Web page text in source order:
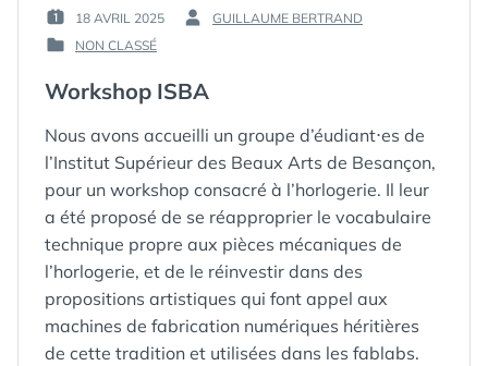
PUBLIÉ
LE :
18 AVRIL 2025
PAR :
GUILLAUME BERTRAND
PUBLIÉ
NON CLASSÉ
Workshop ISBA
Nous avons accueilli un groupe d’éudiant⋅es de
l’Institut Supérieur des Beaux Arts de Besançon,
pour un workshop consacré à l’horlogerie. Il leur
a été proposé de se réapproprier le vocabulaire
technique propre aux pièces mécaniques de
l’horlogerie, et de le réinvestir dans des
propositions artistiques qui font appel aux
machines de fabrication numériques héritières
de cette tradition et utilisées dans les fablabs.